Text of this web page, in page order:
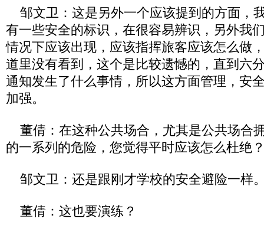
邹文卫：这是另外一个应该提到的方面，
有一些安全的标识，在很容易辨识，另外我
情况下应该出现，应该指挥旅客应该怎么做
道里没有看到，这个是比较遗憾的，直到六
通知发生了什么事情，所以这方面管理，安
加强。
董倩：在这种公共场合，尤其是公共场合
的一系列的危险，您觉得平时应该怎么杜绝
邹文卫：还是跟刚才学校的安全避险一样
董倩：这也要演练？